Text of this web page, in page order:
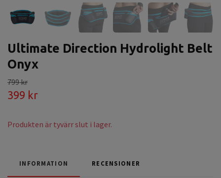
Ultimate Direction Hydrolight Belt
Onyx
799 kr
399 kr
Produkten är tyvärr slut i lager.
INFORMATION RECENSIONER